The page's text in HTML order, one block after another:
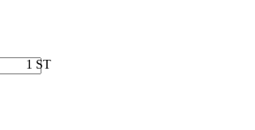
1 ST